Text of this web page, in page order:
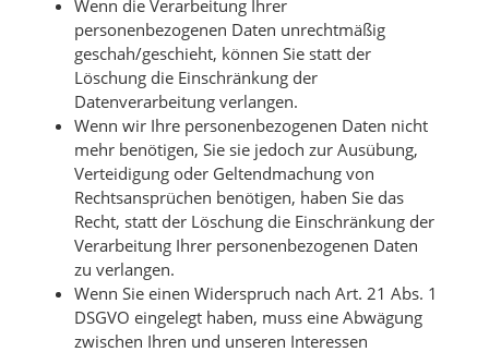
Wenn die Verarbeitung Ihrer
personenbezogenen Daten unrechtmäßig
geschah/geschieht, können Sie statt der
Löschung die Einschränkung der
Datenverarbeitung verlangen.
Wenn wir Ihre personenbezogenen Daten nicht
mehr benötigen, Sie sie jedoch zur Ausübung,
Verteidigung oder Geltendmachung von
Rechtsansprüchen benötigen, haben Sie das
Recht, statt der Löschung die Einschränkung der
Verarbeitung Ihrer personenbezogenen Daten
zu verlangen.
Wenn Sie einen Widerspruch nach Art. 21 Abs. 1
DSGVO eingelegt haben, muss eine Abwägung
zwischen Ihren und unseren Interessen